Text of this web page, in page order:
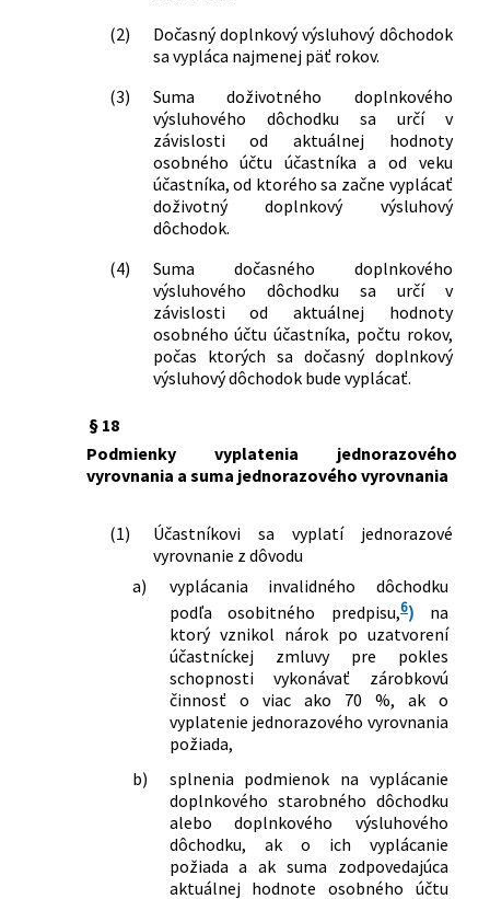
(2)
Dočasný doplnkový výsluhový dôchodok
sa vypláca najmenej päť rokov.
(3)
Suma doživotného doplnkového
výsluhového dôchodku sa určí v
závislosti od aktuálnej hodnoty
osobného účtu účastníka a od veku
účastníka, od ktorého sa začne vyplácať
doživotný doplnkový výsluhový
dôchodok.
(4)
Suma dočasného doplnkového
výsluhového dôchodku sa určí v
závislosti od aktuálnej hodnoty
osobného účtu účastníka, počtu rokov,
počas ktorých sa dočasný doplnkový
výsluhový dôchodok bude vyplácať.
§ 18
Podmienky vyplatenia jednorazového
vyrovnania a suma jednorazového vyrovnania
(1)
Účastníkovi sa vyplatí jednorazové
vyrovnanie z dôvodu
a)
vyplácania invalidného dôchodku
podľa osobitného predpisu,6) na
ktorý vznikol nárok po uzatvorení
účastníckej zmluvy pre pokles
schopnosti vykonávať zárobkovú
činnosť o viac ako 70 %, ak o
vyplatenie jednorazového vyrovnania
požiada,
b)
splnenia podmienok na vyplácanie
doplnkového starobného dôchodku
alebo doplnkového výsluhového
dôchodku, ak o ich vyplácanie
požiada a ak suma zodpovedajúca
aktuálnej hodnote osobného účtu